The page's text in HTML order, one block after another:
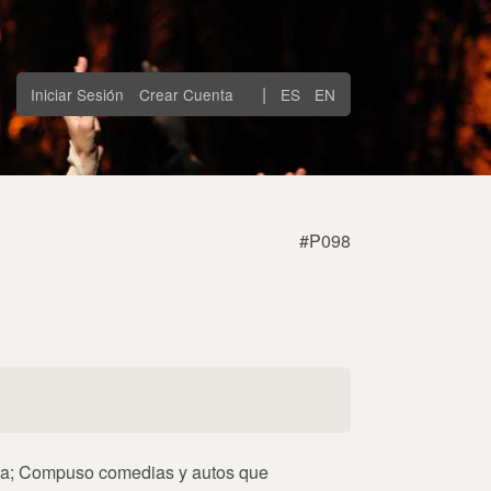
Iniciar Sesión Crear Cuenta | ES EN
#P098
Compuso comedias y autos que